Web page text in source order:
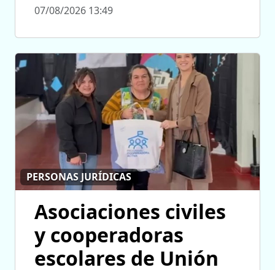
07/08/2026 13:49
PERSONAS JURÍDICAS
Asociaciones civiles
y cooperadoras
escolares de Unión